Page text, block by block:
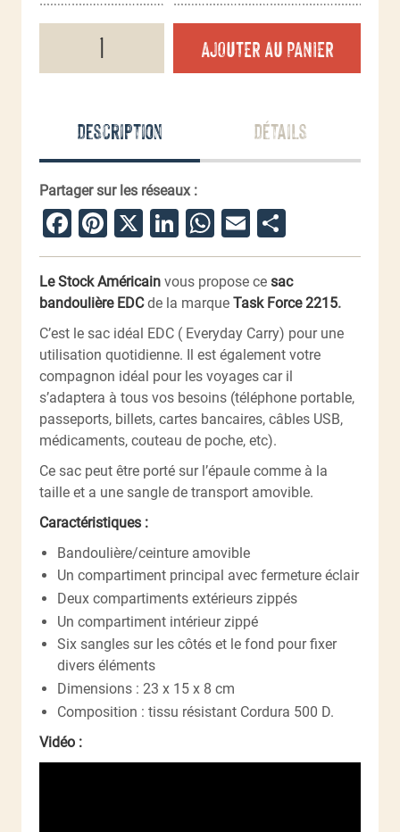
AJOUTER AU PANIER
Description Détails
Partager sur les réseaux :
Facebook
Pinterest
X LinkedIn
WhatsApp
Email
Le Stock Américain vous propose ce sac
bandoulière EDCde la marque Task Force 2215.
C’est le sac idéal EDC ( Everyday Carry) pour une
utilisation quotidienne. Il est également votre
compagnon idéal pour les voyages car il
s’adaptera à tous vos besoins (téléphone portable,
passeports, billets, cartes bancaires, câbles USB,
médicaments, couteau de poche, etc).
Ce sac peut être porté sur l’épaule comme à la
taille et a une sangle de transport amovible.
Caractéristiques :
Bandoulière/ceinture amovible
Un compartiment principal avec fermeture éclair
Deux compartiments extérieurs zippés
Un compartiment intérieur zippé
Six sangles sur les côtés et le fond pour fixer
divers éléments
Dimensions : 23 x 15 x 8 cm
Composition : tissu résistant Cordura 500 D.
Vidéo :